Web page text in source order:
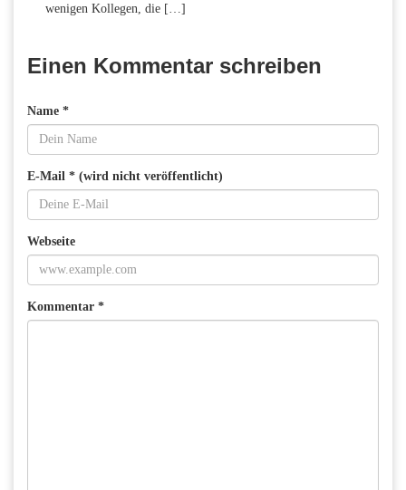
wenigen Kollegen, die […]
Einen Kommentar schreiben
Name *
E-Mail * (wird nicht veröffentlicht)
Webseite
Kommentar *